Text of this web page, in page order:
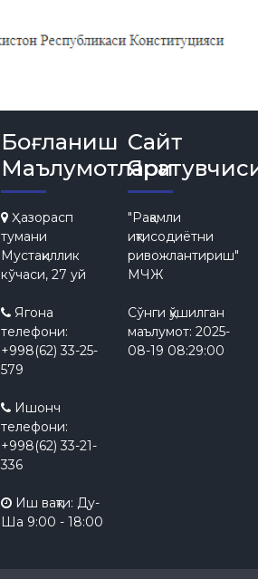
Боғланиш
Маълумотлари
Ҳазорасп
тумани
Мустақиллик
кўчаси, 27 уй
Ягона
телефони:
+998(62) 33-25-
579
Ишонч
телефони:
+998(62) 33-21-
336
Иш вақти: Ду-
Ша 9:00 - 18:00
Сайт
"Рақамли
иқтисодиётни
ривожлантириш"
МЧЖ
Сўнги қўшилган
маълумот: 2025-
08-19 08:29:00